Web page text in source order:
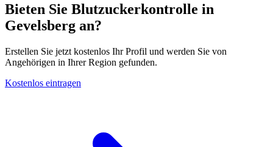
Bieten Sie Blutzuckerkontrolle in
Gevelsberg an?
Erstellen Sie jetzt kostenlos Ihr Profil und werden Sie von
Angehörigen in Ihrer Region gefunden.
Kostenlos eintragen